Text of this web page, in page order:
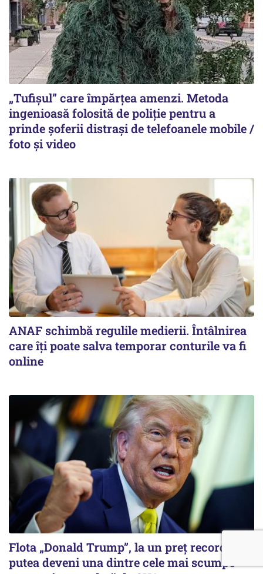
„Tufișul” care împărțea amenzi. Metoda
ingenioasă folosită de poliție pentru a
prinde șoferii distrași de telefoanele mobile /
foto și video
ANAF schimbă regulile medierii. Întâlnirea
care îți poate salva temporar conturile va fi
online
Flota „Donald Trump”, la un preț record. Ar
putea deveni una dintre cele mai scumpe